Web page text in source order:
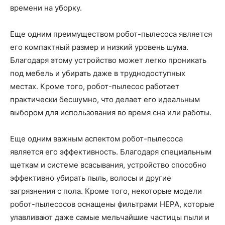
времени на уборку.
Еще одним преимуществом робот-пылесоса является
его компактный размер и низкий уровень шума.
Благодаря этому устройство может легко проникать
под мебель и убирать даже в труднодоступных
местах. Кроме того, робот-пылесос работает
практически бесшумно, что делает его идеальным
выбором для использования во время сна или работы.
Еще одним важным аспектом робот-пылесоса
является его эффективность. Благодаря специальным
щеткам и системе всасывания, устройство способно
эффективно убирать пыль, волосы и другие
загрязнения с пола. Кроме того, некоторые модели
робот-пылесосов оснащены фильтрами HEPA, которые
улавливают даже самые мельчайшие частицы пыли и